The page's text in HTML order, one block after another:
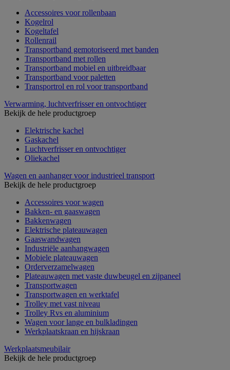
Accessoires voor rollenbaan
Kogelrol
Kogeltafel
Rollenrail
Transportband gemotoriseerd met banden
Transportband met rollen
Transportband mobiel en uitbreidbaar
Transportband voor paletten
Transportrol en rol voor transportband
Verwarming, luchtverfrisser en ontvochtiger
Bekijk de hele productgroep
Elektrische kachel
Gaskachel
Luchtverfrisser en ontvochtiger
Oliekachel
Wagen en aanhanger voor industrieel transport
Bekijk de hele productgroep
Accessoires voor wagen
Bakken- en gaaswagen
Bakkenwagen
Elektrische plateauwagen
Gaaswandwagen
Industriële aanhangwagen
Mobiele plateauwagen
Orderverzamelwagen
Plateauwagen met vaste duwbeugel en zijpaneel
Transportwagen
Transportwagen en werktafel
Trolley met vast niveau
Trolley Rvs en aluminium
Wagen voor lange en bulkladingen
Werkplaatskraan en hijskraan
Werkplaatsmeubilair
Bekijk de hele productgroep